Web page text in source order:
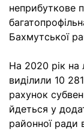
неприбуткове
Бахмутської
На 2020 рік на
виділили 10
рахунок
йдеться у
районної ради